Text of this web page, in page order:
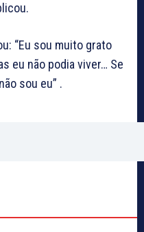
“Eu sou muito grato
eu não podia viver… Se
sou eu” .